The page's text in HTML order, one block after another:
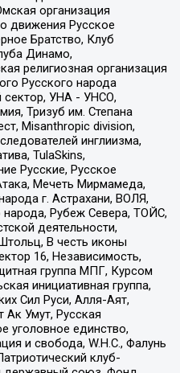
организация
движения Русское
Братство, Клуб
Динамо,
религиозная организация
Русского народа
сектор, УНА - УНСО,
Тризуб им. Степана
Misanthropic division,
инглиизма,
TulaSkins,
Русские, Русское
Мечеть Мирмамеда,
г. Астрахани, ВОЛЯ,
Рубеж Севера, ТОЙС,
деятельности,
В честь иконы
16, Независимость,
группа МПГ, Курсом
инициативная группа,
Сил Руси, Алля-Аят,
Ак Умут, Русская
уголовное единство,
и свобода, W.H.С., Фалунь
клуб-